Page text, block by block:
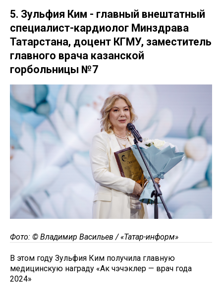
5. Зульфия Ким - главный внештатный
специалист-кардиолог Минздрава
Татарстана, доцент КГМУ, заместитель
главного врача казанской
горбольницы №7
Фото: © Владимир Васильев / «Татар-информ»
В этом году Зульфия Ким получила главную
медицинскую награду «Ак чэчэклер — врач года
2024»